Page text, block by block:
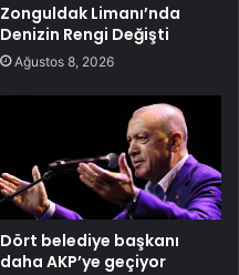
Zonguldak Limanı’nda
Denizin Rengi Değişti
Ağustos 8, 2026
Dört belediye başkanı
daha AKP’ye geçiyor